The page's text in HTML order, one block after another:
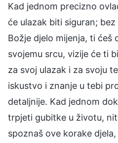
Kad jednom precizno
će ulazak biti siguran;
Božje djelo mijenja, ti ćeš
svojemu srcu, vizije će ti
za svoj ulazak i za svoju
iskustvo i znanje u tebi
detaljnije. Kad jednom
trpjeti gubitke u životu,
spoznaš ove korake